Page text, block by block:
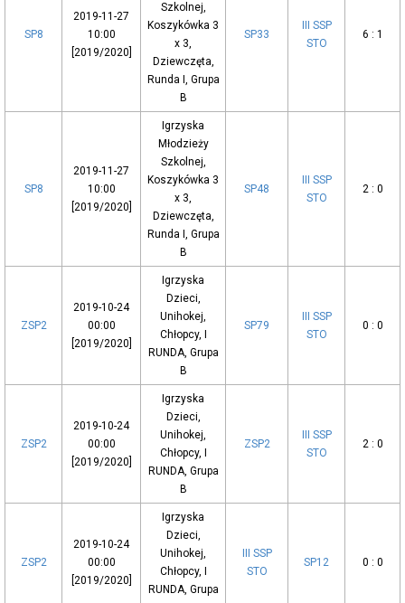
SP8
2019-11-27
10:00
[2019/2020]
Szkolnej,
Koszykówka 3
x 3,
Dziewczęta,
Runda I, Grupa
B
SP33
III SSP
STO
6 : 1
SP8
2019-11-27
10:00
[2019/2020]
Igrzyska
Młodzieży
Szkolnej,
Koszykówka 3
x 3,
Dziewczęta,
Runda I, Grupa
B
SP48
III SSP
STO
2 : 0
ZSP2
2019-10-24
00:00
[2019/2020]
Igrzyska
Dzieci,
Unihokej,
Chłopcy, I
RUNDA, Grupa
B
SP79
III SSP
STO
0 : 0
ZSP2
2019-10-24
00:00
[2019/2020]
Igrzyska
Dzieci,
Unihokej,
Chłopcy, I
RUNDA, Grupa
B
ZSP2
III SSP
STO
2 : 0
ZSP2
2019-10-24
00:00
[2019/2020]
Igrzyska
Dzieci,
Unihokej,
Chłopcy, I
RUNDA, Grupa
III SSP
STO
SP12 0 : 0